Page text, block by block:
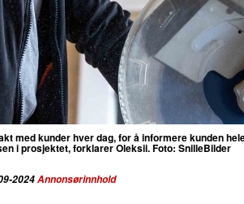
med kunder hver dag, for å informere kunden
i prosjektet, forklarer Oleksii. Foto: SnilleBilder
2024Annonsørinnhold